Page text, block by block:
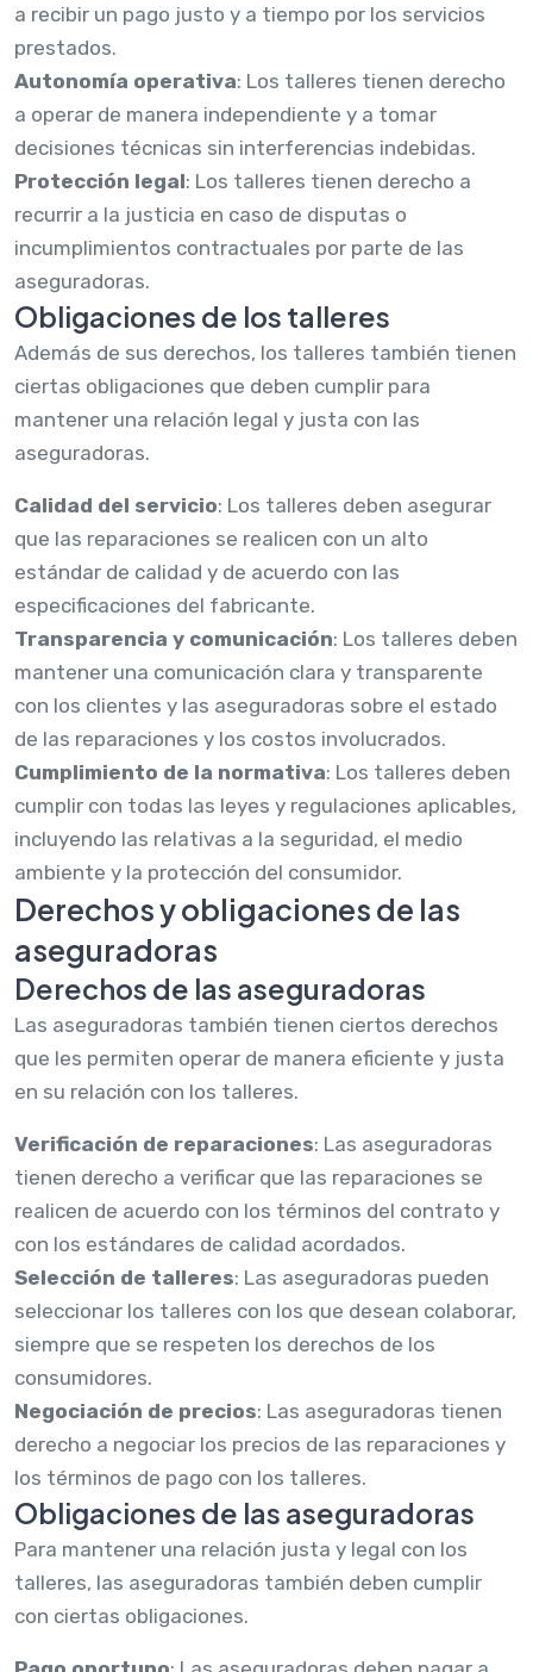
a recibir un pago justo y a tiempo por los servicios
prestados.
Autonomía operativa: Los talleres tienen derecho
a operar de manera independiente y a tomar
decisiones técnicas sin interferencias indebidas.
Protección legal: Los talleres tienen derecho a
recurrir a la justicia en caso de disputas o
incumplimientos contractuales por parte de las
aseguradoras.
Obligaciones de los talleres
Además de sus derechos, los talleres también tienen
ciertas obligaciones que deben cumplir para
mantener una relación legal y justa con las
aseguradoras.
Calidad del servicio: Los talleres deben asegurar
que las reparaciones se realicen con un alto
estándar de calidad y de acuerdo con las
especificaciones del fabricante.
Transparencia y comunicación: Los talleres deben
mantener una comunicación clara y transparente
con los clientes y las aseguradoras sobre el estado
de las reparaciones y los costos involucrados.
Cumplimiento de la normativa: Los talleres deben
cumplir con todas las leyes y regulaciones aplicables,
incluyendo las relativas a la seguridad, el medio
ambiente y la protección del consumidor.
Derechos y obligaciones de las
aseguradoras
Derechos de las aseguradoras
Las aseguradoras también tienen ciertos derechos
que les permiten operar de manera eficiente y justa
en su relación con los talleres.
Verificación de reparaciones: Las aseguradoras
tienen derecho a verificar que las reparaciones se
realicen de acuerdo con los términos del contrato y
con los estándares de calidad acordados.
Selección de talleres: Las aseguradoras pueden
seleccionar los talleres con los que desean colaborar,
siempre que se respeten los derechos de los
consumidores.
Negociación de precios: Las aseguradoras tienen
derecho a negociar los precios de las reparaciones y
los términos de pago con los talleres.
Obligaciones de las aseguradoras
Para mantener una relación justa y legal con los
talleres, las aseguradoras también deben cumplir
con ciertas obligaciones.